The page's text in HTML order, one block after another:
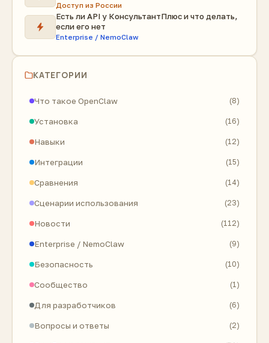
Доступ из России
Есть ли API у КонсультантПлюс и что делать,
если его нет
Enterprise / NemoClaw
КАТЕГОРИИ
Что такое OpenClaw (8)
Установка (16)
Навыки (12)
Интеграции (15)
Сравнения (14)
Сценарии использования (23)
Новости (112)
Enterprise / NemoClaw (9)
Безопасность (10)
Сообщество (1)
Для разработчиков (6)
Вопросы и ответы (2)